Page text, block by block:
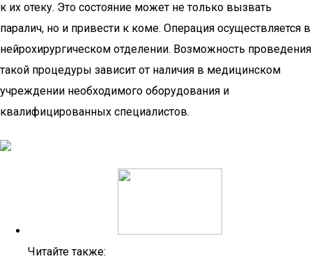
к их отеку. Это состояние может не только вызвать
паралич, но и привести к коме. Операция осуществляется в
нейрохирургическом отделении. Возможность проведения
такой процедуры зависит от наличия в медицинском
учреждении необходимого оборудования и
квалифицированных специалистов.
Читайте также: